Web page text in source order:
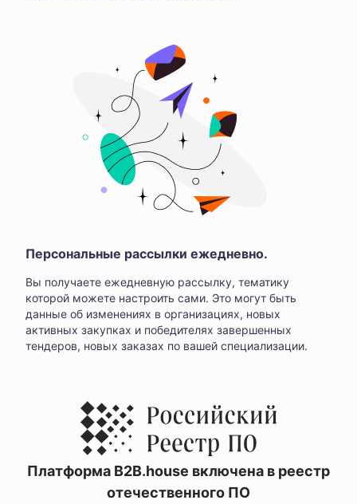
Персональные рассылки ежедневно.
Вы получаете ежедневную рассылку, тематику
которой можете настроить сами. Это могут быть
данные об изменениях в организациях, новых
активных закупках и победителях завершенных
тендеров, новых заказах по вашей специализации.
Платформа B2B.house включена в реестр
отечественного ПО